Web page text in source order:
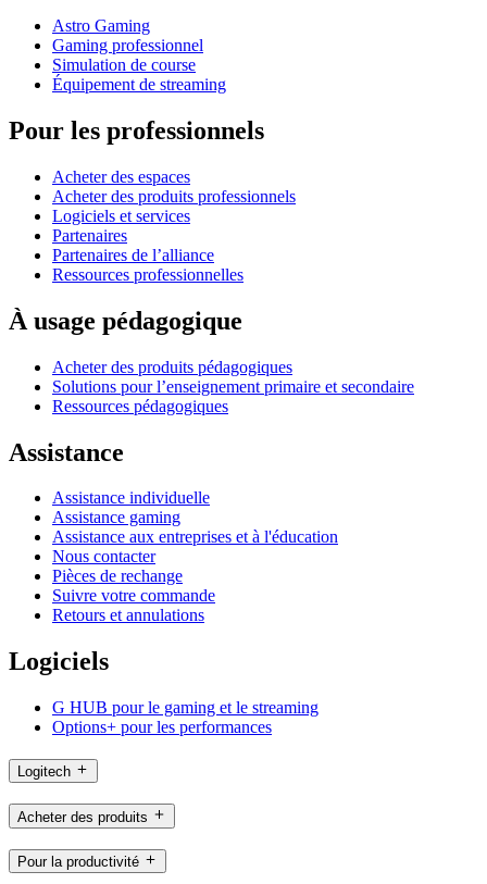
Astro Gaming
Gaming professionnel
Simulation de course
Équipement de streaming
Pour les professionnels
Acheter des espaces
Acheter des produits professionnels
Logiciels et services
Partenaires
Partenaires de l’alliance
Ressources professionnelles
À usage pédagogique
Acheter des produits pédagogiques
Solutions pour l’enseignement primaire et secondaire
Ressources pédagogiques
Assistance
Assistance individuelle
Assistance gaming
Assistance aux entreprises et à l'éducation
Nous contacter
Pièces de rechange
Suivre votre commande
Retours et annulations
Logiciels
G HUB pour le gaming et le streaming
Options+ pour les performances
Logitech
Acheter des produits
Pour la productivité